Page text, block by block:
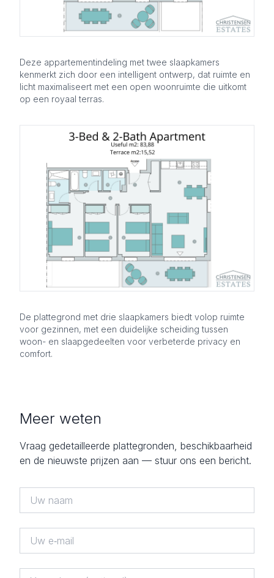
Deze appartementindeling met twee slaapkamers
kenmerkt zich door een intelligent ontwerp, dat ruimte en
licht maximaliseert met een open woonruimte die uitkomt
op een royaal terras.
De plattegrond met drie slaapkamers biedt volop ruimte
voor gezinnen, met een duidelijke scheiding tussen
woon- en slaapgedeelten voor verbeterde privacy en
comfort.
Meer weten
Vraag gedetailleerde plattegronden, beschikbaarheid
en de nieuwste prijzen aan — stuur ons een bericht.